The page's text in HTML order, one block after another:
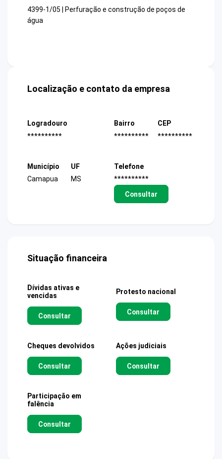
4399-1/05 | Perfuração e construção de poços de
água
Localização e contato da empresa
Logradouro
**********
Bairro
**********
CEP
**********
Município
Camapua
UF
MS
Telefone
**********
Consultar
Situação financeira
Dívidas ativas e
vencidas
Consultar
Protesto nacional
Consultar
Cheques devolvidos
Consultar
Ações judiciais
Consultar
Participação em
falência
Consultar